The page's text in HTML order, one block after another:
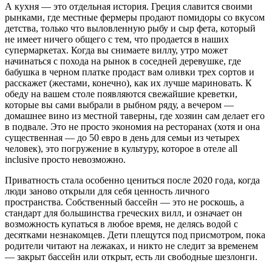
А кухня — это отдельная история. Греция славится своими
рынками, где местные фермеры продают помидоры со вкусом
детства, только что выловленную рыбу и сыр фета, который
не имеет ничего общего с тем, что продается в наших
супермаркетах. Когда вы снимаете виллу, утро может
начинаться с похода на рынок в соседней деревушке, где
бабушка в черном платке продаст вам оливки трех сортов и
расскажет (жестами, конечно), как их лучше мариновать. К
обеду на вашем столе появляются свежайшие креветки,
которые вы сами выбрали в рыбном ряду, а вечером —
домашнее вино из местной таверны, где хозяин сам делает его
в подвале. Это не просто экономия на ресторанах (хотя и она
существенная — до 50 евро в день для семьи из четырех
человек), это погружение в культуру, которое в отеле all
inclusive просто невозможно.
Приватность стала особенно цениться после 2020 года, когда
люди заново открыли для себя ценность личного
пространства. Собственный бассейн — это не роскошь, а
стандарт для большинства греческих вилл, и означает он
возможность купаться в любое время, не делясь водой с
десятками незнакомцев. Дети плещутся под присмотром, пока
родители читают на лежаках, и никто не следит за временем
— закрыт бассейн или открыт, есть ли свободные шезлонги.